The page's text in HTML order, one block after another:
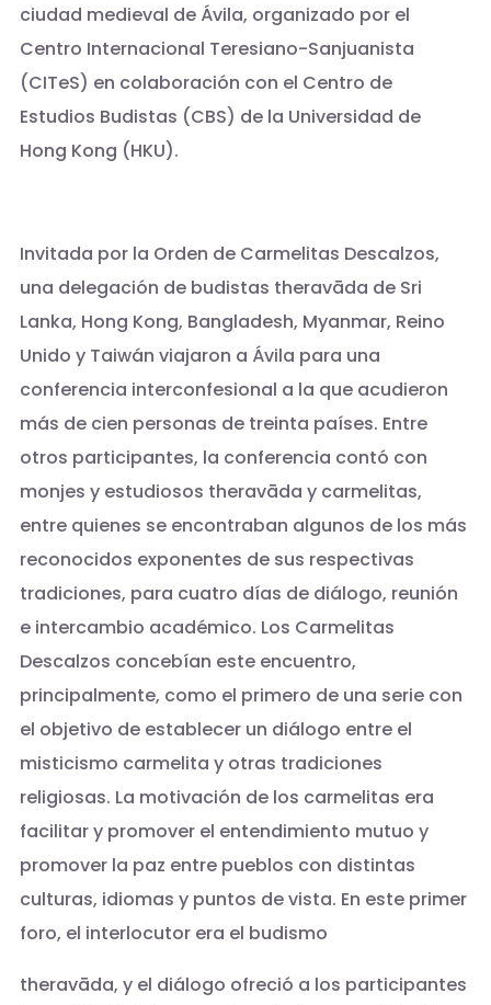
ciudad medieval de Ávila, organizado por el
Centro Internacional Teresiano-Sanjuanista
(CITeS) en colaboración con el Centro de
Estudios Budistas (CBS) de la Universidad de
Hong Kong (HKU).
Invitada por la Orden de Carmelitas Descalzos,
una delegación de budistas theravāda de Sri
Lanka, Hong Kong, Bangladesh, Myanmar, Reino
Unido y Taiwán viajaron a Ávila para una
conferencia interconfesional a la que acudieron
más de cien personas de treinta países. Entre
otros participantes, la conferencia contó con
monjes y estudiosos theravāda y carmelitas,
entre quienes se encontraban algunos de los más
reconocidos exponentes de sus respectivas
tradiciones, para cuatro días de diálogo, reunión
e intercambio académico. Los Carmelitas
Descalzos concebían este encuentro,
principalmente, como el primero de una serie con
el objetivo de establecer un diálogo entre el
misticismo carmelita y otras tradiciones
religiosas. La motivación de los carmelitas era
facilitar y promover el entendimiento mutuo y
promover la paz entre pueblos con distintas
culturas, idiomas y puntos de vista. En este primer
foro, el interlocutor era el budismo
theravāda, y el diálogo ofreció a los participantes